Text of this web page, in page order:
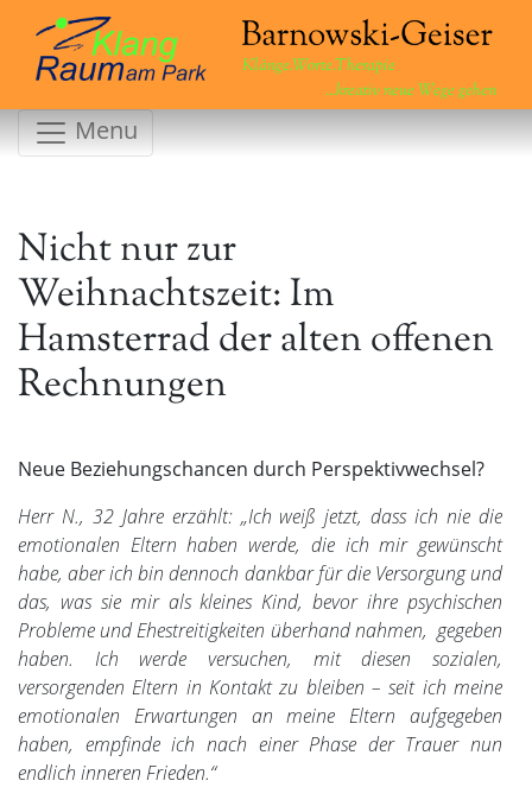
Klänge.Worte.Therapie
...kreativ neue Wege gehen
Menu
Nicht nur zur
Weihnachtszeit: Im
Hamsterrad der alten offenen
Rechnungen
Neue Beziehungschancen durch Perspektivwechsel?
Herr N., 32 Jahre erzählt: „Ich weiß jetzt, dass ich nie die
emotionalen Eltern haben werde, die ich mir gewünscht
habe, aber ich bin dennoch dankbar für die Versorgung und
das, was sie mir als kleines Kind, bevor ihre psychischen
Probleme und Ehestreitigkeiten überhand nahmen, gegeben
haben. Ich werde versuchen, mit diesen sozialen,
versorgenden Eltern in Kontakt zu bleiben – seit ich meine
emotionalen Erwartungen an meine Eltern aufgegeben
haben, empfinde ich nach einer Phase der Trauer nun
endlich inneren Frieden.“